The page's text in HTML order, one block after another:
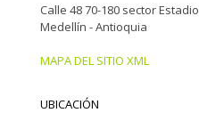
Calle 48 70-180 sector Estadio,
Medellín - Antioquia
MAPA DEL SITIO XML
UBICACIÓN